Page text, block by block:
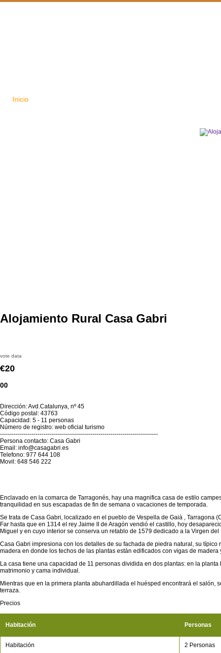
Inicio
Alojamiento Rural Casa Gabri
vote data
€20
00
Dirección: Avd.Catalunya, nº 45
Código postal: 43763
Capacidad: 5 - 11 personas
Número de registro: web oficial turismo
--------------------------------------------------------------------------------
Persona contacto: Casa Gabri
Email: info@casagabri.es
Telefono: 977 644 108
Movil: 648 546 222
Enclavado en la comarca de Tarragonés, hay una magnifica casa de estilo
tranquilidad en sus escapadas de fin de semana o vacaciones de temporada.
Se trata de Casa Gabri, localizado en el pueblo de Vespella de Gaià ,
Far hasta que en 1314 el rey Jaime II de Aragón vendió el castillo, hoy
Miguel y en cuyo interior se conserva un retablo de 1579 dedicado a la Virgen del
Casa Gabri impresiona con los detalles de su fachada de piedra natural, su
madera en donde los techos de las plantas están edificados con vigas de
La casa tiene una capacidad de 11 personas dividida en dos plantas: en la
matrimonio y cama individual.
Mientras que en la primera planta abuhardillada el huésped encontrará el
terraza.
Precios
Habitación Personas
Habitación
2 Personas